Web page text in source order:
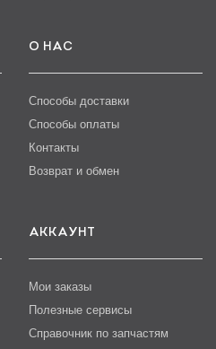
О НАС
Способы доставки
Способы оплаты
Контакты
Возврат и обмен
АККАУНТ
Мои заказы
Полезные сервисы
Справочник по запчастям